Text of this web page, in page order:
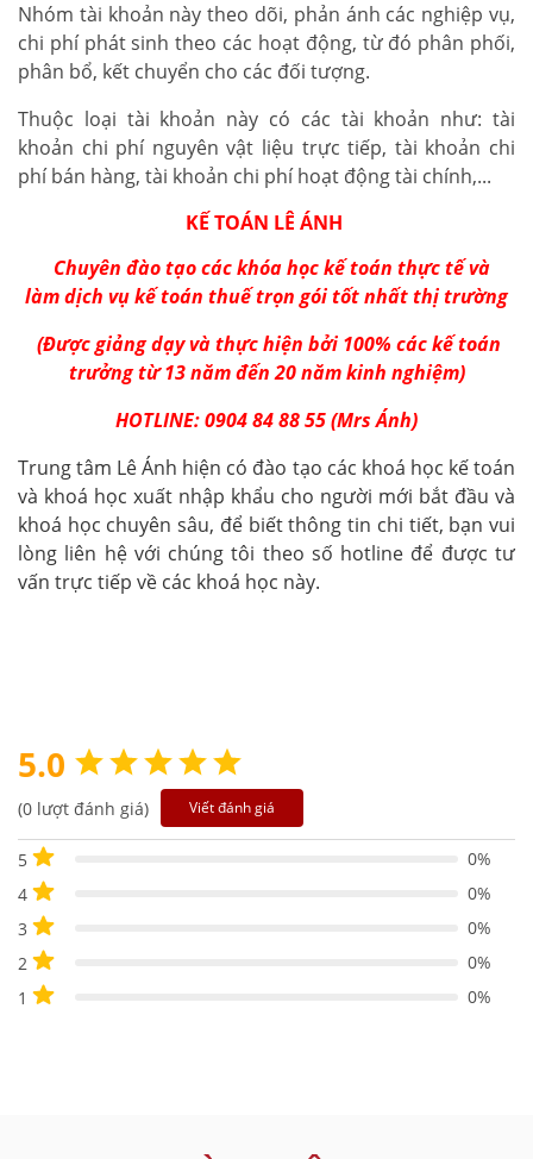
Nhóm tài khoản này theo dõi, phản ánh các nghiệp vụ,
chi phí phát sinh theo các hoạt động, từ đó phân phối,
phân bổ, kết chuyển cho các đối tượng.
Thuộc loại tài khoản này có các tài khoản như: tài
khoản chi phí nguyên vật liệu trực tiếp, tài khoản chi
phí bán hàng, tài khoản chi phí hoạt động tài chính,...
KẾ TOÁN LÊ ÁNH
Chuyên đào tạocác khóa họckế toán thực tếvà
làm dịch vụ kế toán thuế trọn gói tốt nhất thị trường
(Được giảng dạy và thực hiện bởi 100% các kế toán
trưởng từ 13 năm đến 20 năm kinh nghiệm)
HOTLINE: 0904 84 88 55 (Mrs Ánh)
Trung tâm Lê Ánh hiện có đào tạo các khoá học kế toán
và khoá học xuất nhập khẩu cho người mới bắt đầu và
khoá học chuyên sâu, để biết thông tin chi tiết, bạn vui
lòng liên hệ với chúng tôi theo số hotline để được tư
vấn trực tiếp về các khoá học này.
5.0
(0 lượt đánh giá) Viết đánh giá
5
0%
4
0%
3
0%
2
0%
1
0%